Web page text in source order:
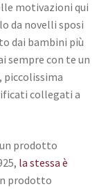
motivazioni qui
da novelli sposi
dai bambini più
sempre con te un
piccolissima
collegati a
un prodotto
la stessa è
prodotto